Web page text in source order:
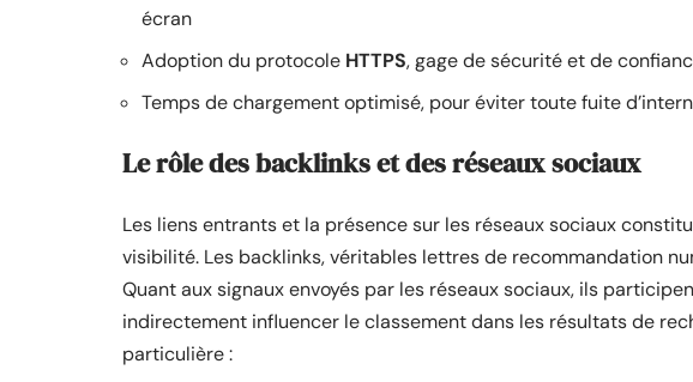
écran
Adoption du protocole HTTPS, gage de sécurité et de
Temps de chargement optimisé, pour éviter toute fuite
Le rôle des backlinks et des réseaux sociaux
Les liens entrants et la présence sur les réseaux sociaux
visibilité. Les backlinks, véritables lettres de recommandation
Quant aux signaux envoyés par les réseaux sociaux, ils
indirectement influencer le classement dans les résultats de
particulière :